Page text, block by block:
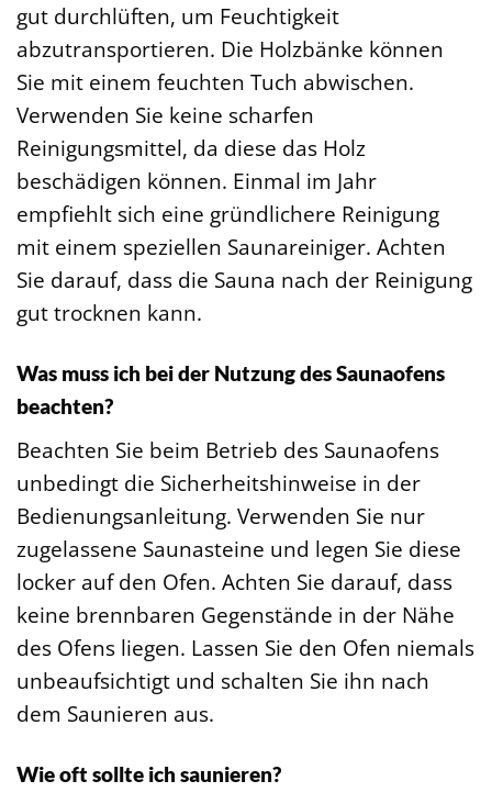
gut durchlüften, um Feuchtigkeit
abzutransportieren. Die Holzbänke können
Sie mit einem feuchten Tuch abwischen.
Verwenden Sie keine scharfen
Reinigungsmittel, da diese das Holz
beschädigen können. Einmal im Jahr
empfiehlt sich eine gründlichere Reinigung
mit einem speziellen Saunareiniger. Achten
Sie darauf, dass die Sauna nach der Reinigung
gut trocknen kann.
Was muss ich bei der Nutzung des Saunaofens
beachten?
Beachten Sie beim Betrieb des Saunaofens
unbedingt die Sicherheitshinweise in der
Bedienungsanleitung. Verwenden Sie nur
zugelassene Saunasteine und legen Sie diese
locker auf den Ofen. Achten Sie darauf, dass
keine brennbaren Gegenstände in der Nähe
des Ofens liegen. Lassen Sie den Ofen niemals
unbeaufsichtigt und schalten Sie ihn nach
dem Saunieren aus.
Wie oft sollte ich saunieren?